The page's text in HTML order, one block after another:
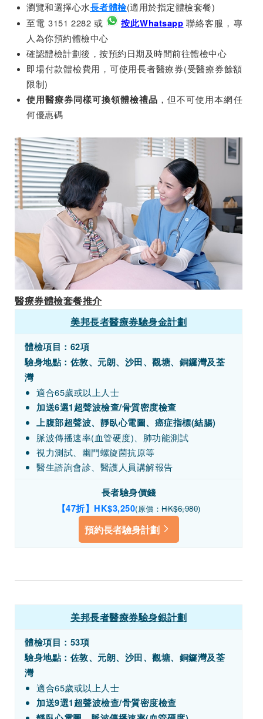
瀏覽和選擇心水長者體檢(適用於指定體檢套餐)
至電 3151 2282 或
按此Whatsapp 聯絡客服，專
人為你預約體檢中心
確認體檢計劃後，按預約日期及時間前往體檢中心
即場付款體檢費用，可使用長者醫療券(受醫療券餘額
限制)
使用醫療券同樣可換領體檢禮品 ，但不可使用本網任
何優惠碼
醫療券體檢套餐推介
美邦長者醫療券驗身金計劃
體檢項目： 62項
驗身地點：佐敦、元朗、沙田、觀塘、銅鑼灣及荃
灣
適合65歲或以上人士
加送6選1超聲波檢查/骨質密度檢查
上腹部超聲波、靜臥心電圖、癌症指標(結腸)
脈波傳播速率(血管硬度)、肺功能測試
視力測試、幽門螺旋菌抗原等
醫生諮詢會診、醫護人員講解報告
長者驗身價錢
【47折】HK$3,250(原價： HK$6,980)
預約長者驗身計劃
美邦長者醫療券驗身銀計劃
體檢項目： 53項
驗身地點：佐敦、元朗、沙田、觀塘、銅鑼灣及荃
灣
適合65歲或以上人士
加送9選1超聲波檢查/骨質密度檢查